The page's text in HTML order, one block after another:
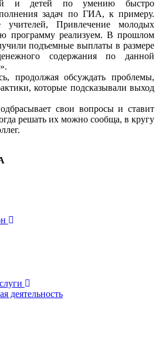
и детей по умению быстро
задач по ГИА, к примеру.
Привлечение молодых
программу реализуем. В прошлом
подъемные выплаты в размере
содержания по данной
продолжая обсуждать проблемы,
которые подсказывали выход
свои вопросы и ставит
решать их можно сообща, в кругу
деятельность